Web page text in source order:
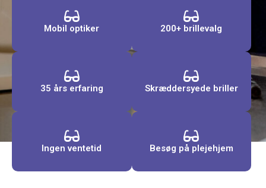
Mobil optiker 200+ brillevalg
35 års erfaring Skræddersyede briller
Ingen ventetid Besøg på plejehjem